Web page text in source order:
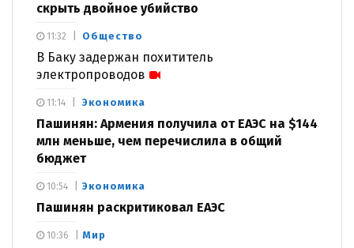
скрыть двойное убийство
Общество
В Баку задержан похититель
электропроводов
11:32
Экономика
Пашинян: Армения получила от ЕАЭС на $144
млн меньше, чем перечислила в общий
бюджет
11:14
Экономика
Пашинян раскритиковал ЕАЭС
10:54
Мир
10:36